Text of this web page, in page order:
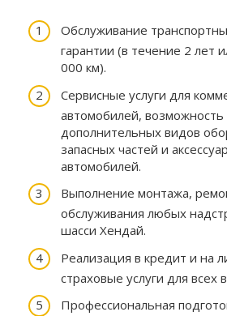
Обслуживание
гарантии (в течение 2 лет
000 км).
Сервисные услуги для
автомобилей,
дополнительных видов
запасных частей и
автомобилей.
Выполнение монтажа,
обслуживания любых
шасси Хендай.
Реализация в кредит и на
страховые услуги для всех
Профессиональная